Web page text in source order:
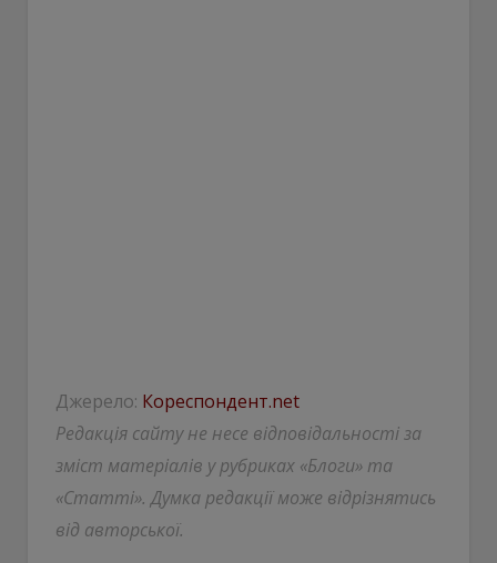
Джерело: Кореспондент.net
Редакція сайту не несе відповідальності за
зміст матеріалів у рубриках «Блоги» та
«Статті». Думка редакції може відрізнятись
від авторської.